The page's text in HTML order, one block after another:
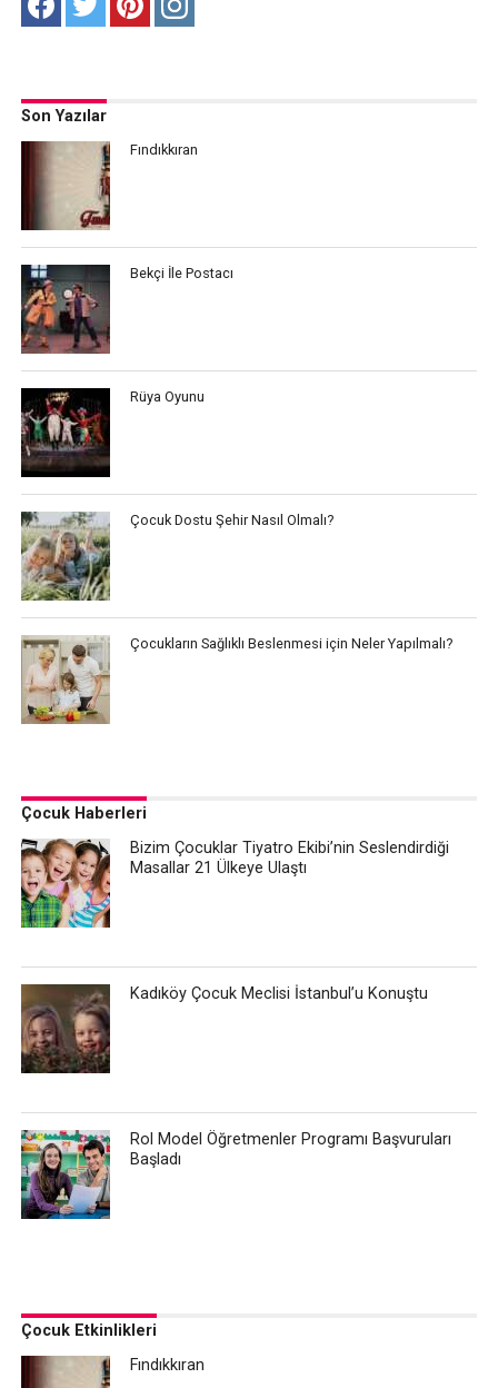
Son Yazılar
Fındıkkıran
Bekçi İle Postacı
Rüya Oyunu
Çocuk Dostu Şehir Nasıl Olmalı?
Çocukların Sağlıklı Beslenmesi için Neler Yapılmalı?
Çocuk Haberleri
Bizim Çocuklar Tiyatro Ekibi’nin Seslendirdiği
Masallar 21 Ülkeye Ulaştı
Kadıköy Çocuk Meclisi İstanbul’u Konuştu
Rol Model Öğretmenler Programı Başvuruları
Başladı
Çocuk Etkinlikleri
Fındıkkıran